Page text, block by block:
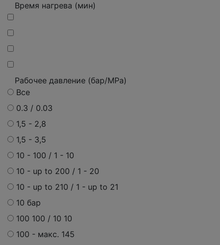
Время нагрева (мин)
Рабочее давление (бар/MPa)
Все
0.3 / 0.03
1,5 - 2,8
1,5 - 3,5
10 - 100 / 1 - 10
10 - up to 200 / 1 - 20
10 - up to 210 / 1 - up to 21
10 бар
100 100 / 10 10
100 - макс. 145